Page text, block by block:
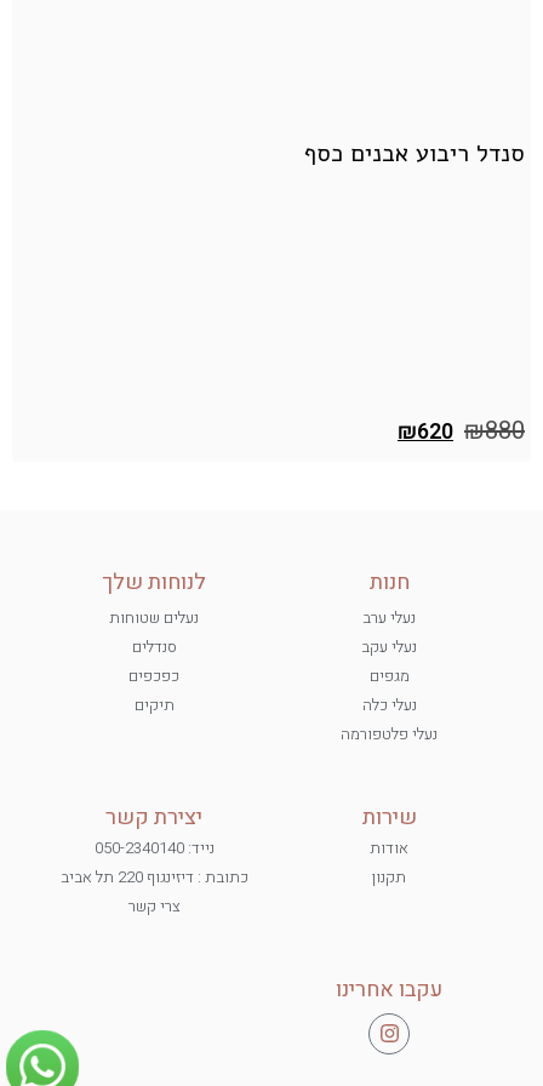
סנדל ריבוע אבנים כסף
₪880
₪620
חנות
נעלי ערב
נעלי עקב
מגפים
נעלי כלה
נעלי פלטפורמה
לנוחות שלך
נעלים שטוחות
סנדלים
כפכפים
תיקים
שירות
אודות
תקנון
יצירת קשר
נייד: 050-2340140
כתובת : דיזינגוף 220 תל אביב
צרי קשר
עקבו אחרינו